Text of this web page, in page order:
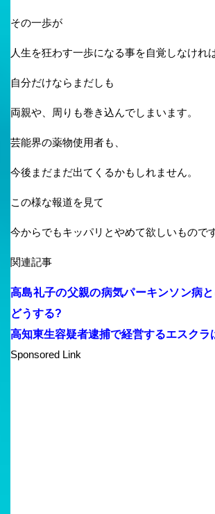
その一歩が
人生を狂わす一歩になる事を自覚しなけれ
自分だけならまだしも
両親や、周りも巻き込んでしまいます。
芸能界の薬物使用者も、
今後まだまだ出てくるかもしれません。
この様な報道を見て
今からでもキッパリとやめて欲しいもので
関連記事
高島礼子の父親の病気パーキンソン病
どうする?
高知東生容疑者逮捕で経営するエスクラ
Sponsored Link